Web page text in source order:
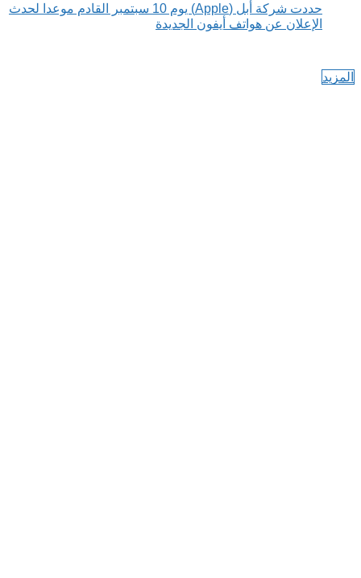
حددت شركة أبل (Apple) يوم 10 سبتمبر القادم موعدا لحدث
الإعلان عن هواتف أيفون الجديدة
المزيد